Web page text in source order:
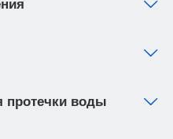
протечки воды